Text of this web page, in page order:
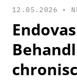
12.05.2026 •